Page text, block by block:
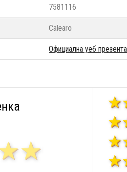
7581116
Calearo
Официална уеб